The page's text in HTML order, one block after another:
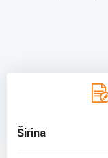
Širina